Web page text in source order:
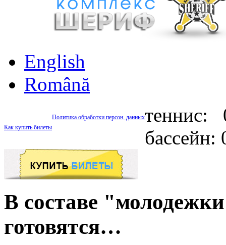
English
Română
Политика обработки персон. данных
Как купить билеты
теннис:
В составе
готовятся…